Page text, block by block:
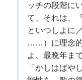
ッチの段階に
て、それは、
といつしよに
……）に理念的
よ、最晩年ま
「かしはばや